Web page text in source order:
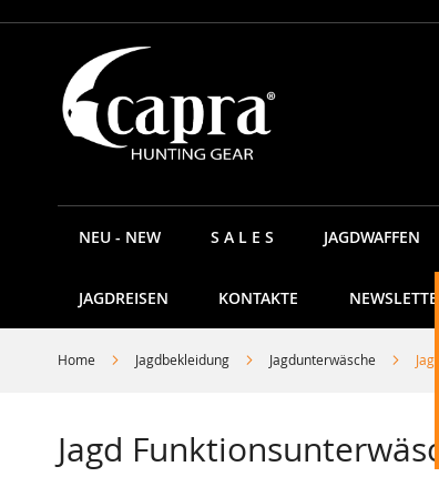
Direkt
Inhalt
NEU - NEW S A L E S JAGDWAFFEN
JAGDREISEN KONTAKTE NEWSLETTER
Home Jagdbekleidung Jagdunterwäsche
Jagd